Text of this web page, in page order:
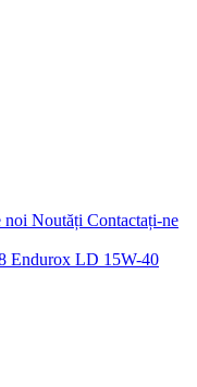
noi Noutăți Contactați-ne
Endurox LD 15W-40